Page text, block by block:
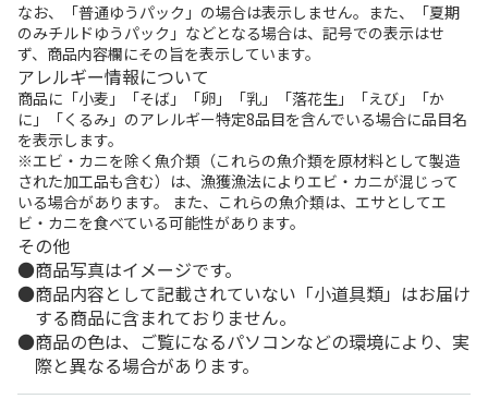
なお、「普通ゆうパック」の場合は表示しません。また、「夏期
のみチルドゆうパック」などとなる場合は、記号での表示はせ
ず、商品内容欄にその旨を表示しています。
アレルギー情報について
商品に「小麦」「そば」「卵」「乳」「落花生」「えび」「か
に」「くるみ」のアレルギー特定8品目を含んでいる場合に品目名
を表示します。
※エビ・カニを除く魚介類（これらの魚介類を原材料として製造
された加工品も含む）は、漁獲漁法によりエビ・カニが混じって
いる場合があります。 また、これらの魚介類は、エサとしてエ
ビ・カニを食べている可能性があります。
その他
商品写真はイメージです。
商品内容として記載されていない「小道具類」はお届け
する商品に含まれておりません。
商品の色は、ご覧になるパソコンなどの環境により、実
際と異なる場合があります。